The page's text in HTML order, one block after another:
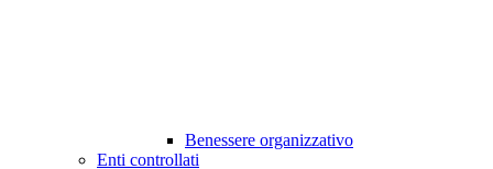
Benessere organizzativo
Enti controllati